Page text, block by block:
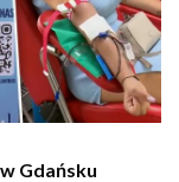
Gdańsku